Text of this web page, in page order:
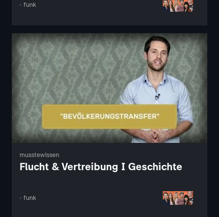
· funk
musstewissen
Flucht & Vertreibung I Geschichte
· funk